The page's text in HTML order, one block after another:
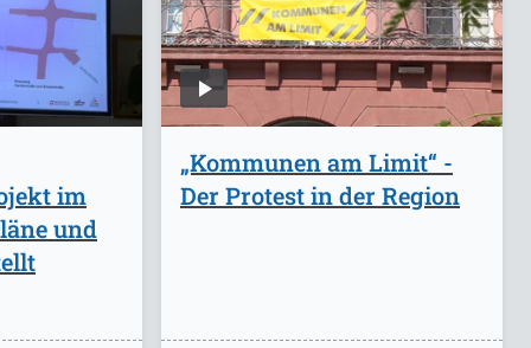
im
und
„Kommunen am Limit“ -
Der Protest in der Region